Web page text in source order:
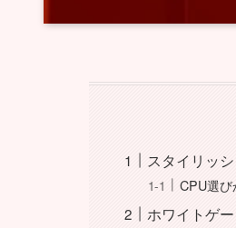
スタイリッ
CPU選
ホワイトゲ